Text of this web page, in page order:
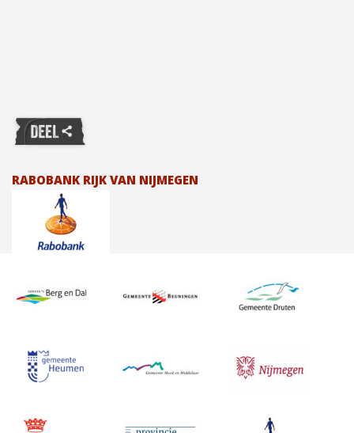
RABOBANK RIJK VAN NIJMEGEN